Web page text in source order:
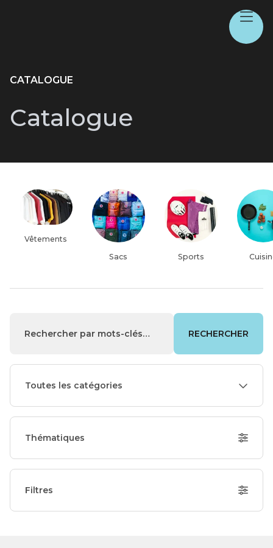
CATALOGUE
Catalogue
Vêtements
Sacs
Sports
RECHERCHER
Toutes les catégories
Thématiques
Filtres